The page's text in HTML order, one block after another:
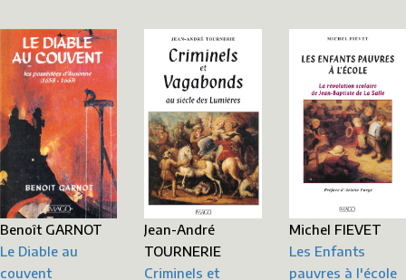
Benoît GARNOT
Le Diable au
couvent
Jean-André
TOURNERIE
Criminels et
Michel FIEVET
Les Enfants
pauvres à l'école